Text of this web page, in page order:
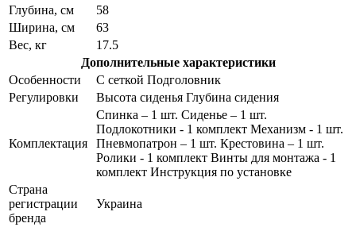
Глубина, см
58
Ширина, см
63
Вес, кг
17.5
Дополнительные характеристики
Особенности
С сеткой Подголовник
Регулировки
Высота сиденья Глубина сидения
Комплектация
Спинка – 1 шт. Сиденье – 1 шт.
Подлокотники - 1 комплект Механизм - 1 шт.
Пневмопатрон – 1 шт. Крестовина – 1 шт.
Ролики - 1 комплект Винты для монтажа - 1
комплект Инструкция по установке
Страна
регистрации
бренда
Украина